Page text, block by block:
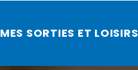
MES SORTIES ET LOISIRS